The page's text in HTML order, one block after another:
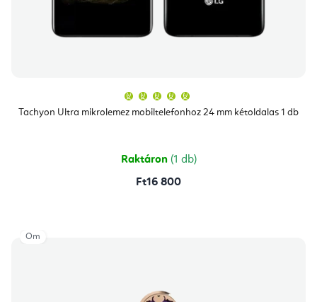
Tachyon Ultra mikrolemez mobiltelefonhoz 24 mm kétoldalas 1 db
átlagos
értékelése
csillag.
Raktáron (1 db)
Ft16 800
Om